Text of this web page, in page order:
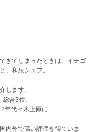
きてしまったときは、イチゴ
、和泉シェフ。
します。
合3位。
年代々木上原に
内外で高い評価を得ていま